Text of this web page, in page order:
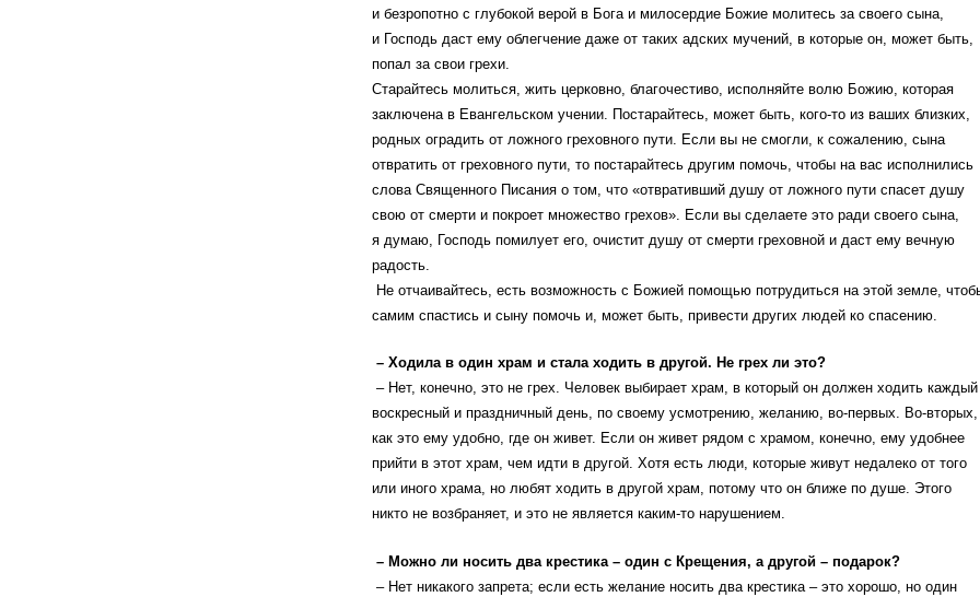
и безропотно с глубокой верой в Бога и милосердие Божие молитесь за своего сына,
и Господь даст ему облегчение даже от таких адских мучений, в которые он, может быть,
попал за свои грехи.
Старайтесь молиться, жить церковно, благочестиво, исполняйте волю Божию, которая
заключена в Евангельском учении. Постарайтесь, может быть, кого-то из ваших близких,
родных оградить от ложного греховного пути. Если вы не смогли, к сожалению, сына
отвратить от греховного пути, то постарайтесь другим помочь, чтобы на вас исполнились
слова Священного Писания о том, что «отвративший душу от ложного пути спасет душу
свою от смерти и покроет множество грехов». Если вы сделаете это ради своего сына,
я думаю, Господь помилует его, очистит душу от смерти греховной и даст ему вечную
радость.
Не отчаивайтесь, есть возможность с Божией помощью потрудиться на этой земле,
самим спастись и сыну помочь и, может быть, привести других людей ко спасению.
– Ходила в один храм и стала ходить в другой. Не грех ли это?
– Нет, конечно, это не грех. Человек выбирает храм, в который он должен ходить каждый
воскресный и праздничный день, по своему усмотрению, желанию, во-первых. Во-вторых,
как это ему удобно, где он живет. Если он живет рядом с храмом, конечно, ему удобнее
прийти в этот храм, чем идти в другой. Хотя есть люди, которые живут недалеко от того
или иного храма, но любят ходить в другой храм, потому что он ближе по душе. Этого
никто не возбраняет, и это не является каким-то нарушением.
– Можно ли носить два крестика – один с Крещения, а другой – подарок?
– Нет никакого запрета; если есть желание носить два крестика – это хорошо, но один